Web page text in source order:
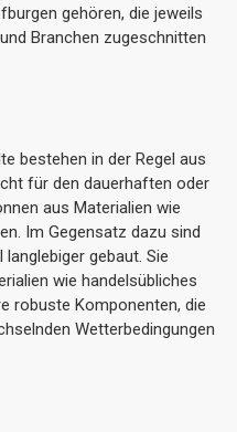
gehören, die jeweils
Branchen zugeschnitten
bestehen in der Regel aus
für den dauerhaften oder
aus Materialien wie
Im Gegensatz dazu sind
gebaut. Sie
wie handelsübliches
robuste Komponenten, die
Wetterbedingungen